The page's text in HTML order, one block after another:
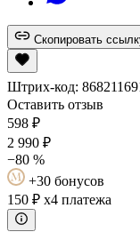
Скопировать
Штрих-код:
Оставить отзыв
598 ₽
2 990 ₽
−80 %
+30 бонусов
150 ₽ x4 платежа